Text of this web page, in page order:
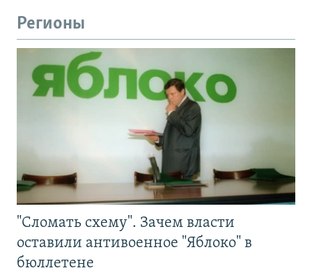
Регионы
"Сломать схему". Зачем власти
оставили антивоенное "Яблоко" в
бюллетене